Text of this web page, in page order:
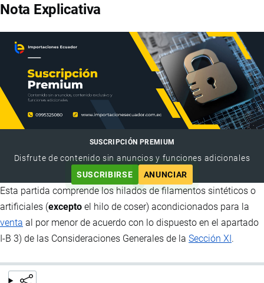
Nota Explicativa
SUSCRIPCIÓN PREMIUM
Disfrute de contenido sin anuncios y funciones adicionales
SUSCRIBIRSE
ANUNCIAR
Esta partida comprende los hilados de filamentos sintéticos o
artificiales (excepto el hilo de coser) acondicionados para la
venta al por menor de acuerdo con lo dispuesto en el apartado
I-B 3) de las Consideraciones Generales de la Sección XI .